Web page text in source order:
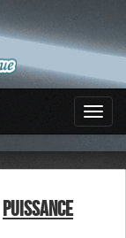
PUISSANCE